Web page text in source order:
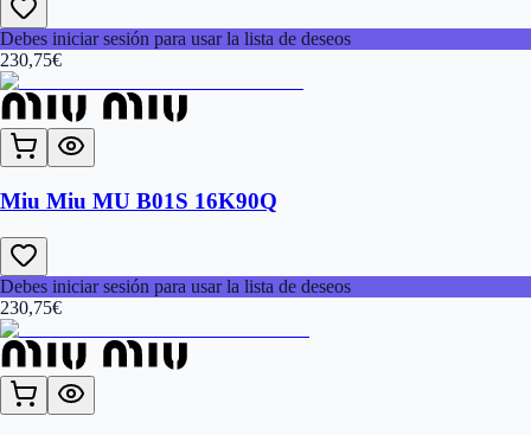
Debes iniciar sesión para usar la lista de deseos
230,75€
Miu Miu MU B01S 16K90Q
Debes iniciar sesión para usar la lista de deseos
230,75€